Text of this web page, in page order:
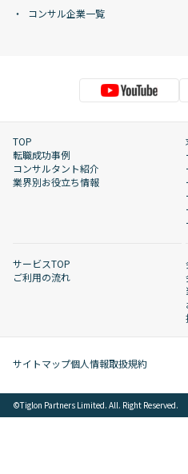
コンサル企業一覧
TOP
転職成功事例
コンサルタント紹介
業界別お役立ち情報
サービスTOP
ご利用の流れ
サイトマップ個人情報取扱規約
©︎Tiglon Partners Limited. All. Right Reserved.